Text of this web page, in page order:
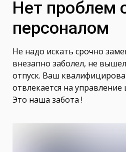
Нет проблем
персоналом
Не надо искать срочно
внезапно заболел, не
отпуск. Ваш
отвлекается на
Это наша забота !